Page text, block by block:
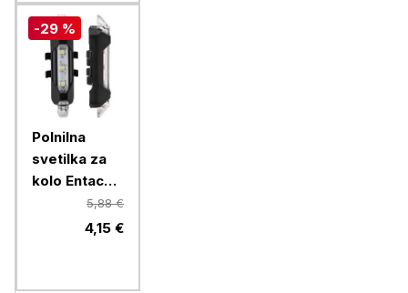
-29 %
Polnilna
svetilka za
kolo Entac
2W, bela5,88 €
4,15 €